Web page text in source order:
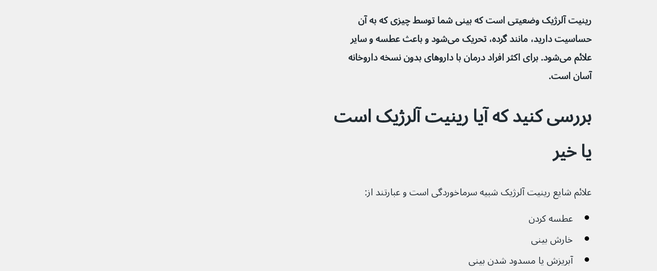
رینیت آلرژیک وضعیتی است که بینی شما توسط چیزی که به آن
حساسیت دارید، مانند گرده، تحریک می‌شود و باعث عطسه و سایر
علائم می‌شود. برای اکثر افراد درمان با داروهای بدون نسخه داروخانه
آسان است.
بررسی کنید که آیا رینیت آلرژیک است
یا خیر
علائم شایع رینیت آلرژیک شبیه سرماخوردگی است و عبارتند از:
عطسه کردن
خارش بینی
آبریزش یا مسدود شدن بینی